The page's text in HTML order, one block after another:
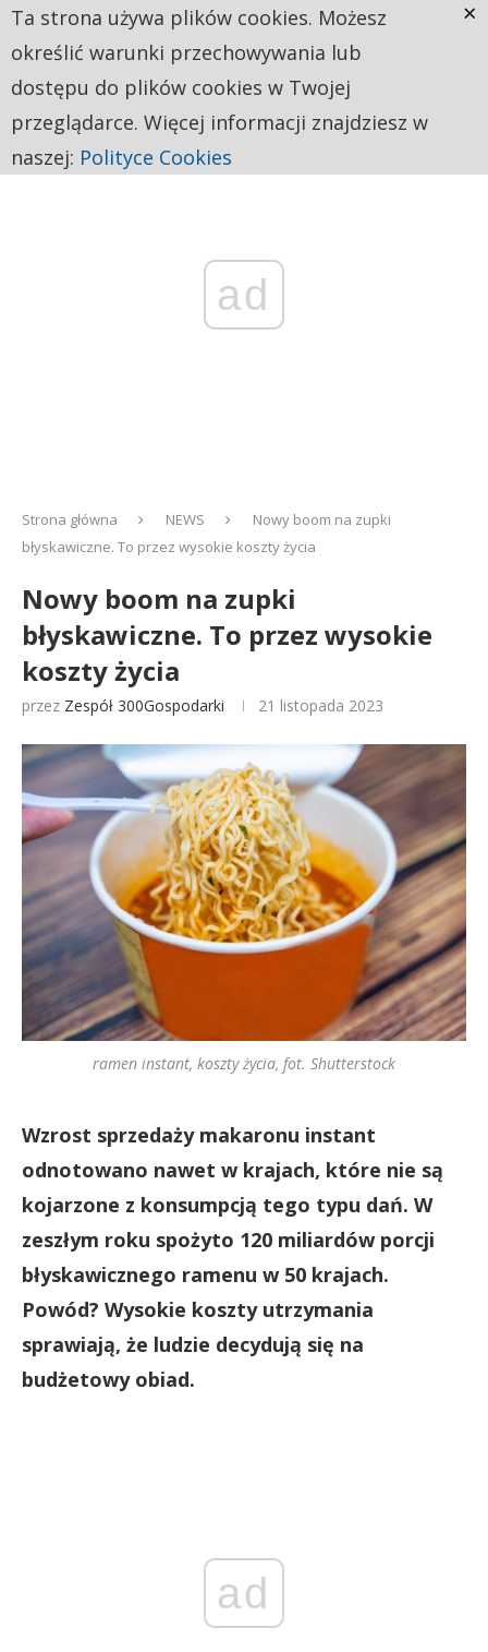
ad
Strona główna NEWS
Nowy boom na zupki
błyskawiczne. To przez wysokie koszty życia
Nowy boom na zupki
błyskawiczne. To przez wysokie
koszty życia
przez Zespół 300Gospodarki 21 listopada 2023
ramen instant, koszty życia, fot. Shutterstock
Wzrost sprzedaży makaronu instant
odnotowano nawet w krajach, które nie są
kojarzone z konsumpcją tego typu dań. W
zeszłym roku spożyto 120 miliardów porcji
błyskawicznego ramenu w 50 krajach.
Powód? Wysokie koszty utrzymania
sprawiają, że ludzie decydują się na
budżetowy obiad.
ad
Ta strona używa plików cookies. Możesz
określić warunki przechowywania lub
dostępu do plików cookies w Twojej
przeglądarce. Więcej informacji znajdziesz w
naszej: Polityce Cookies
×